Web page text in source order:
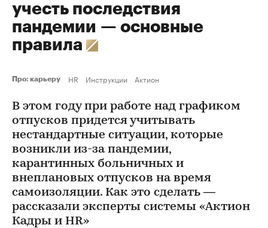
учесть последствия
пандемии — основные
правила
Про: карьеру HR Инструкции Актион
В этом году при работе над графиком
отпусков придется учитывать
нестандартные ситуации, которые
возникли из-за пандемии,
карантинных больничных и
внеплановых отпусков на время
самоизоляции. Как это сделать —
рассказали эксперты системы «Актион
Кадры и HR»